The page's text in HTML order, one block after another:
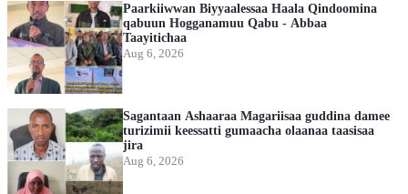
Paarkiiwwan Biyyaalessaa Haala Qindoomina
qabuun Hogganamuu Qabu - Abbaa
Taayitichaa
Aug 6, 2026
Sagantaan Ashaaraa Magariisaa guddina damee
turizimii keessatti gumaacha olaanaa taasisaa
jira
Aug 6, 2026